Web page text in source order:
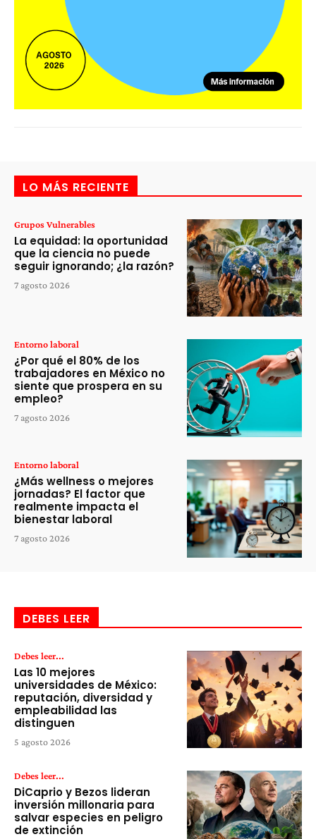
LO MÁS RECIENTE
Grupos Vulnerables
La equidad: la oportunidad
que la ciencia no puede
seguir ignorando; ¿la razón?
7 agosto 2026
Entorno laboral
¿Por qué el 80% de los
trabajadores en México no
siente que prospera en su
empleo?
7 agosto 2026
Entorno laboral
¿Más wellness o mejores
jornadas? El factor que
realmente impacta el
bienestar laboral
7 agosto 2026
DEBES LEER
Debes leer...
Las 10 mejores
universidades de México:
reputación, diversidad y
empleabilidad las
distinguen
5 agosto 2026
Debes leer...
DiCaprio y Bezos lideran
inversión millonaria para
salvar especies en peligro
de extinción